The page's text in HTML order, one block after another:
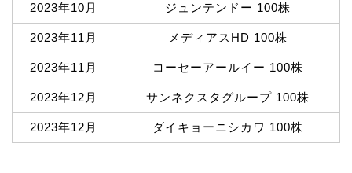
2023年10月 ジュンテンドー 100株
2023年11月 メディアスHD 100株
2023年11月 コーセーアールイー 100株
2023年12月 サンネクスタグループ 100株
2023年12月 ダイキョーニシカワ 100株